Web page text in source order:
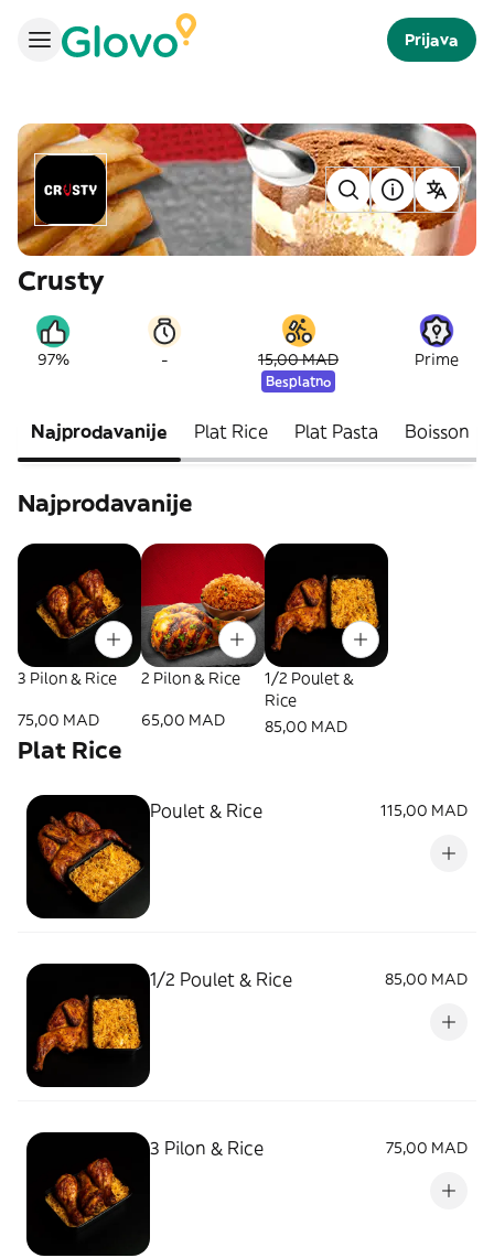
Prijava
Crusty
97% - 15,00 MAD
Besplatno
Prime
Najprodavanije Plat Rice Plat Pasta Boisson
Najprodavanije
3 Pilon & Rice
75,00 MAD
2 Pilon & Rice
65,00 MAD
1/2 Poulet &
Rice
85,00 MAD
Plat Rice
Poulet & Rice 115,00 MAD
1/2 Poulet & Rice 85,00 MAD
3 Pilon & Rice 75,00 MAD